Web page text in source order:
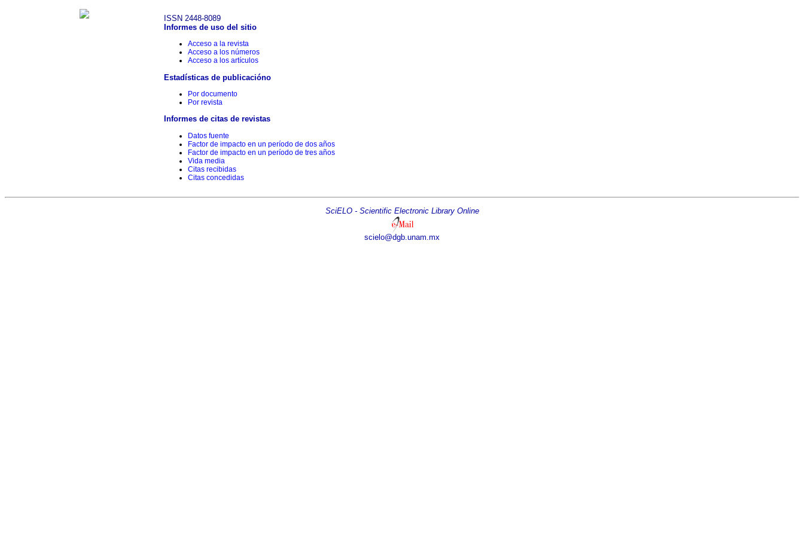
ISSN 2448-8089
Informes de uso del sitio
Acceso a la revista
Acceso a los números
Acceso a los artículos
Estadísticas de publicacióno
Por documento
Por revista
Informes de citas de revistas
Datos fuente
Factor de impacto en un período de dos años
Factor de impacto en un período de tres años
Vida media
Citas recibidas
Citas concedidas
SciELO - Scientific Electronic Library Online
scielo@dgb.unam.mx